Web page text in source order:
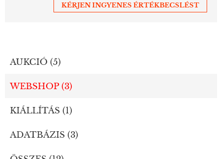
KÉRJEN INGYENES ÉRTÉKBECSLÉST
AUKCIÓ (5)
WEBSHOP (3)
KIÁLLÍTÁS (1)
ADATBÁZIS (3)